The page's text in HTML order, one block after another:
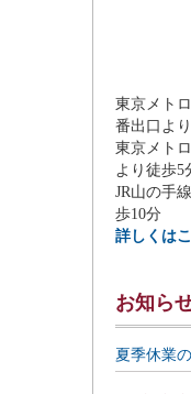
東京メト
番出口よ
東京メト
より徒歩5
JR山の手
歩10分
詳しくは
お知ら
夏季休業